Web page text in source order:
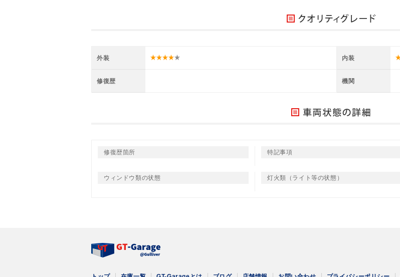
外装 内装
修復歴 機関
修復歴箇所 特記事項
ウィンドウ類の状態 灯火類（ライト等の状態）